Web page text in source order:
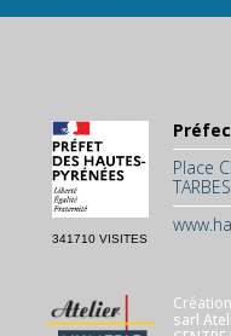
341710 VISITES
Place
sarl